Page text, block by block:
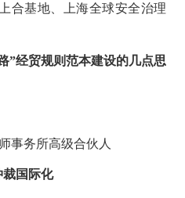
合基地、上海全球安全治理
”经贸规则范本建设的几点思
事务所高级合伙人
国际化